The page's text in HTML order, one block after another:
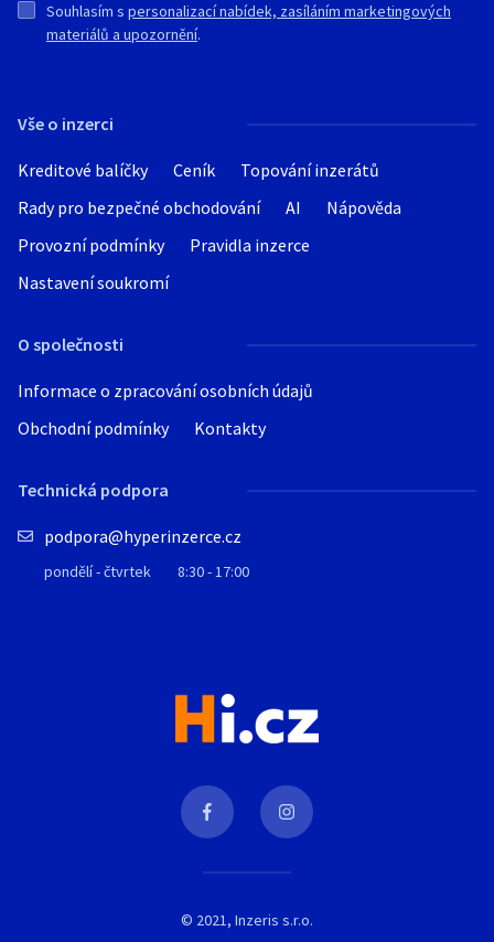
Vše o inzerci
Kreditové balíčky Ceník
Topování inzerátů
Rady pro bezpečné obchodování
AI
Nápověda
Provozní podmínky
Pravidla inzerce
Nastavení soukromí
O společnosti
Informace o zpracování osobních údajů
Obchodní podmínky
Kontakty
Technická podpora
podpora@hyperinzerce.cz
pondělí - čtvrtek 8:30 - 17:00
Souhlasím s personalizací nabídek, zasíláním marketingových
materiálů a upozornění.
© 2021, Inzeris s.r.o.